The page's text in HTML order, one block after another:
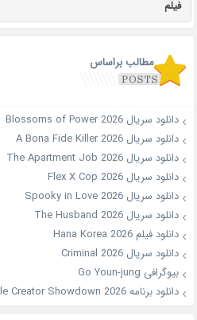
فیلم
مطالب براساس
دانلود سریال Blossoms of Power 2026
دانلود سریال A Bona Fide Killer 2026
دانلود سریال The Apartment Job 2026
دانلود سریال Flex X Cop 2026
دانلود سریال Spooky in Love 2026
دانلود سریال The Husband 2026
دانلود فیلم Hana Korea 2026
دانلود سریال Criminal 2026
بیوگرافی Go Youn-jung
دانلود برنامه Kill It: Style Creator Showdown 2026